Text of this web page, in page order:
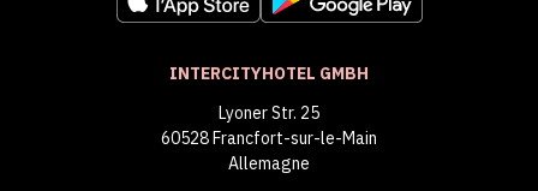
INTERCITYHOTEL GMBH
Lyoner Str. 25
60528 Francfort-sur-le-Main
Allemagne